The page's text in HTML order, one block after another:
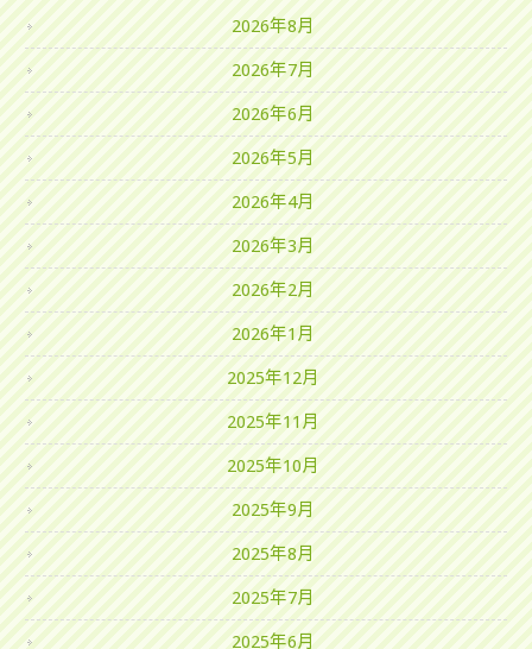
2026年8月
2026年7月
2026年6月
2026年5月
2026年4月
2026年3月
2026年2月
2026年1月
2025年12月
2025年11月
2025年10月
2025年9月
2025年8月
2025年7月
2025年6月